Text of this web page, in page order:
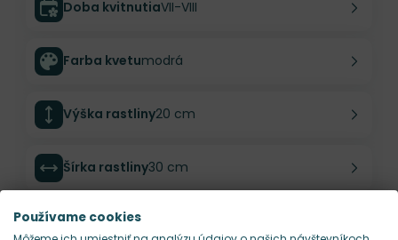
Doba kvitnutiaVII-VIII
Farba kvetumodrá
Výška rastliny20 cm
Šírka rastliny30 cm
Habitus rastliny
Používame cookies